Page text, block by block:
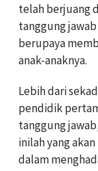
telah berjuang
tanggung
berupaya
anak-anaknya.
Lebih dari
pendidik
tanggung
inilah yang
dalam